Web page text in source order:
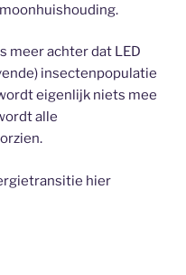
meer achter dat LED
insectenpopulatie
eigenlijk niets mee
alle
hier